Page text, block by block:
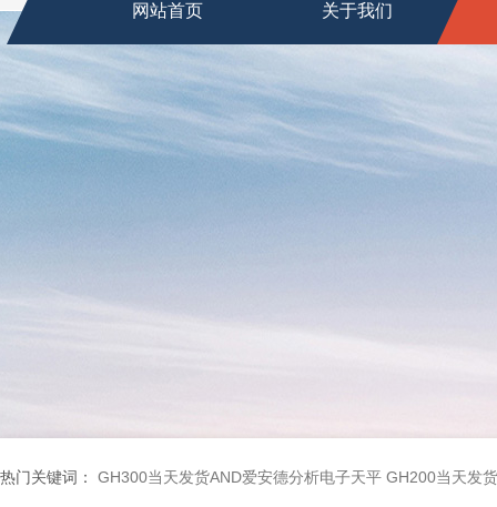
网站首页 关于我们
热门关键词： GH300当天发货AND爱安德分析电子天平 GH200当天发